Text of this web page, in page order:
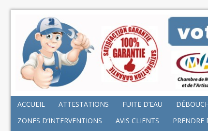
ACCUEIL ATTESTATIONS FUITE D’EAU
ZONES D’INTERVENTIONS
AVIS CLIENTS PRENDRE